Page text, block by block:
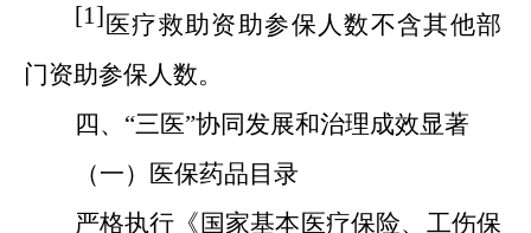
[1]医疗救助资助参保人数不含其他部
门资助参保人数。
四、 “三医”协同发展和治理成效显著
（一）医保药品目录
严格执行《国家基本医疗保险、工伤保